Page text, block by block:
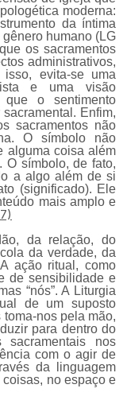
moderna:
da íntima
humano (LG
os sacramentos
administrativos,
isso, evita-se uma
e uma visão
que o sentimento
Enfim,
sacramentos não
O símbolo não
alguma coisa além
O símbolo, de fato,
a algo além de si
(significado). Ele
mais amplo e
da relação, do
da verdade, da
ação ritual, como
de sensibilidade e
“nós”. A Liturgia
de um suposto
nos pela mão,
para dentro do
nos
com o agir de
da linguagem
no espaço e